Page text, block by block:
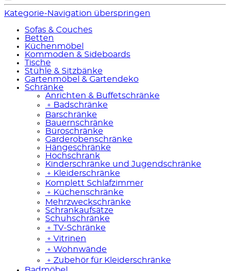
Kategorie-Navigation überspringen
Sofas & Couches
Betten
Küchenmöbel
Kommoden & Sideboards
Tische
Stühle & Sitzbänke
Gartenmöbel & Gartendeko
Schränke
Anrichten & Buffetschränke
﹢ Badschränke
Barschränke
Bauernschränke
Büroschränke
Garderobenschränke
Hängeschränke
Hochschrank
Kinderschränke und Jugendschränke
﹢ Kleiderschränke
Komplett Schlafzimmer
﹢ Küchenschränke
Mehrzweckschränke
Schrankaufsätze
Schuhschränke
﹢ TV-Schränke
﹢ Vitrinen
﹢ Wohnwände
﹢ Zubehör für Kleiderschränke